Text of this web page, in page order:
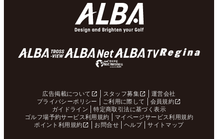
広告掲載について スタッフ募集
運営会社
プライバシーポリシー
ご利用に際して
会員規約
ガイドライン
特定商取引法に基づく表示
ゴルフ場予約サービス利用規約
マイページサービス利用規約
ポイント利用規約
お問合せ ヘルプ サイトマップ